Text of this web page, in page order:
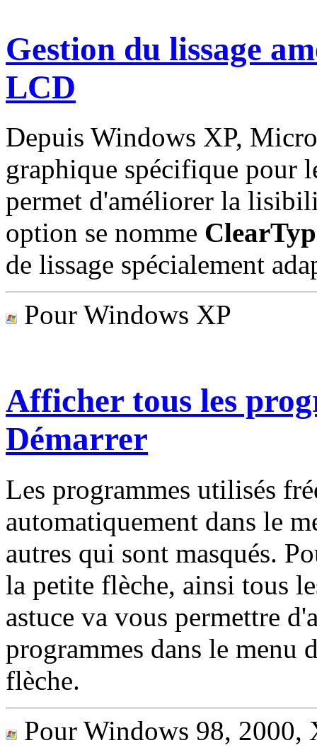
Gestion du lissage
LCD
Depuis Windows XP,
graphique spécifique pour
permet d'améliorer la
option se nomme
de lissage spécialement
Pour Windows XP
Afficher tous les
Démarrer
Les programmes utilisés
automatiquement dans le
autres qui sont masqués.
la petite flèche, ainsi tous
astuce va vous permettre
programmes dans le menu
flèche.
Pour Windows 98, 2000,